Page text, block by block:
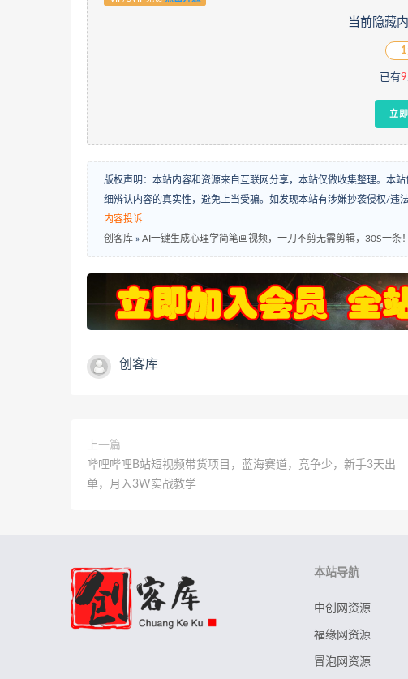
当前隐藏
已有9
立
版权声明：本站内容和资源来自互联网分享，本站仅做收集整理。本
细辨认内容的真实性，避免上当受骗。如发现本站有涉嫌抄袭侵权/违
内容投诉
创客库 » AI一键生成心理学简笔画视频，一刀不剪无需剪辑，30S一条
创客库
上一篇
哔哩哔哩B站短视频带货项目，蓝海赛道，竞争少，新手3天出
单，月入3W实战教学
本站导航
中创网资源
福缘网资源
冒泡网资源